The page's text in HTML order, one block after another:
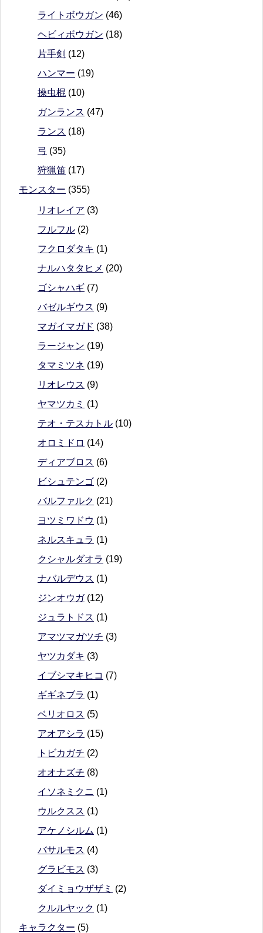
ライトボウガン (46)
ヘビィボウガン (18)
片手剣 (12)
ハンマー (19)
操虫棍 (10)
ガンランス (47)
ランス (18)
弓 (35)
狩猟笛 (17)
モンスター (355)
リオレイア (3)
フルフル (2)
フクロダタキ (1)
ナルハタタヒメ (20)
ゴシャハギ (7)
バゼルギウス (9)
マガイマガド (38)
ラージャン (19)
タマミツネ (19)
リオレウス (9)
ヤマツカミ (1)
テオ・テスカトル (10)
オロミドロ (14)
ディアブロス (6)
ビシュテンゴ (2)
バルファルク (21)
ヨツミワドウ (1)
ネルスキュラ (1)
クシャルダオラ (19)
ナバルデウス (1)
ジンオウガ(12)
ジュラトドス (1)
アマツマガツチ (3)
ヤツカダキ (3)
イブシマキヒコ (7)
ギギネブラ (1)
ベリオロス (5)
アオアシラ (15)
トビカガチ (2)
オオナズチ (8)
イソネミクニ (1)
ウルクスス (1)
アケノシルム (1)
バサルモス (4)
グラビモス (3)
ダイミョウザザミ (2)
クルルヤック (1)
キャラクター (5)